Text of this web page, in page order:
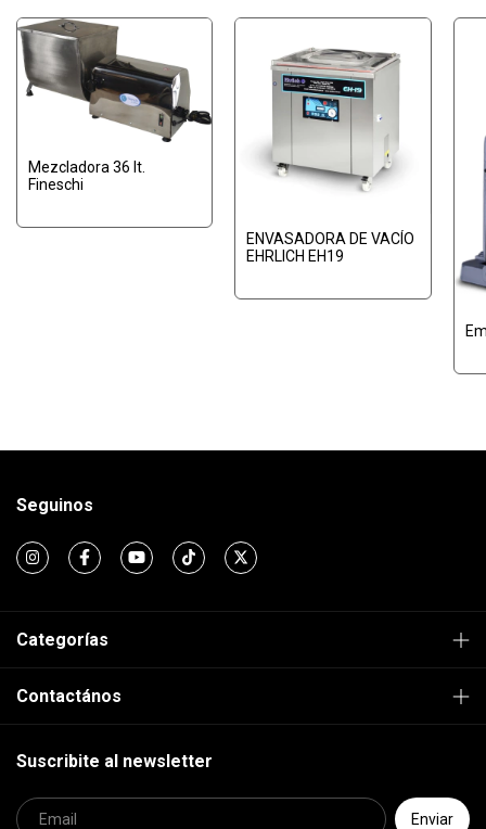
Mezcladora 36 lt.
Fineschi
ENVASADORA DE VACÍO
EHRLICH EH19
Seguinos
Categorías
Contactános
Suscribite al newsletter